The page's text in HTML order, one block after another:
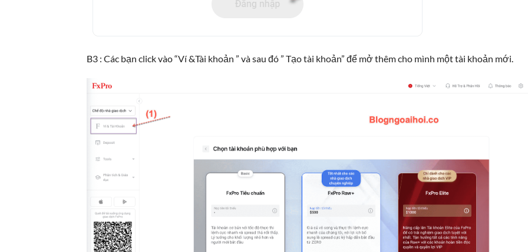
B3 : Các bạn click vào “Ví &Tài khoản ” và sau đó ” Tạo tài khoản” để mở thêm cho mình một tài khoản mới.